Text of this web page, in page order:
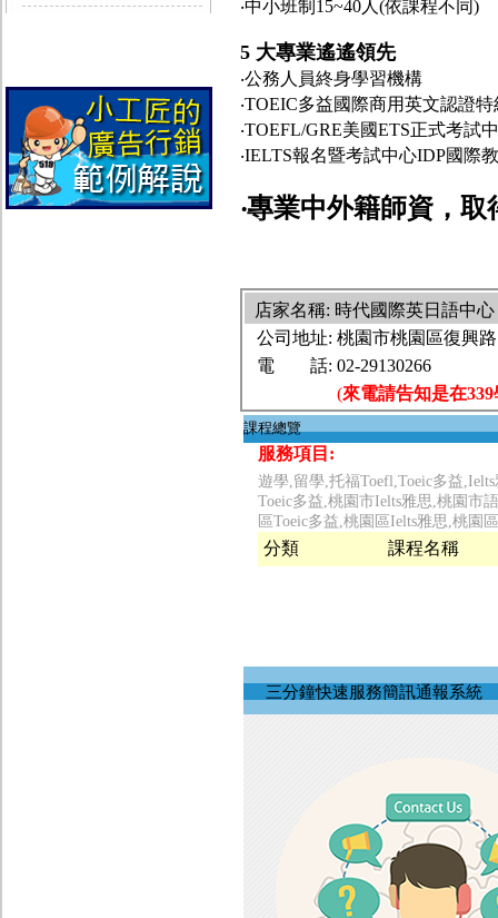
‧中小班制15~40人(依課程不同)
5 大專業遙遙領先
‧公務人員終身學習機構
‧TOEIC多益國際商用英文認證
‧TOEFL/GRE美國ETS正式考試
‧IELTS報名暨考試中心IDP國際
‧專業中外籍師資，取
店家名稱: 時代國際英日語
公司地址: 桃園市桃園區復興
電 話: 02-29130266
(來電請告知是在
課程總覽
服務項目:
遊學,留學,托福Toefl,Toeic多益
Toeic多益,桃園市Ielts雅思,桃園市
區Toeic多益,桃園區Ielts雅思,桃園
分類 課程名稱
三分鐘快速服務簡訊通報系統